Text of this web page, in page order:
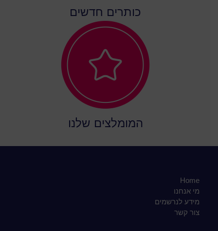
כותרים חדשים
המומלצים שלנו
Home
מי אנחנו
מידע לנרשמים
צור קשר